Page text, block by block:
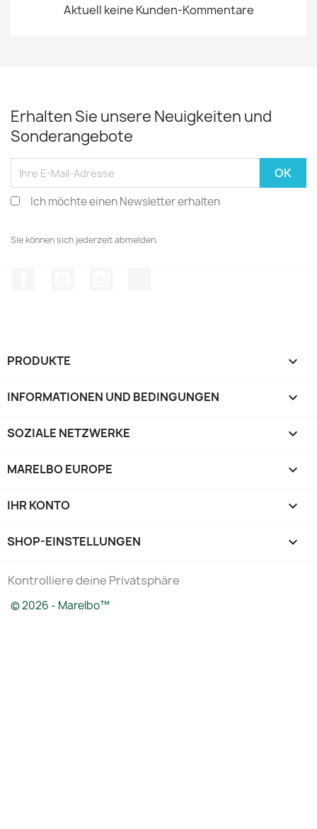
Aktuell keine Kunden-Kommentare
Erhalten Sie unsere Neuigkeiten und
Sonderangebote
Ich möchte einen Newsletter erhalten
Sie können sich jederzeit abmelden.
PRODUKTE 
INFORMATIONEN UND BEDINGUNGEN 
SOZIALE NETZWERKE 
MARELBO EUROPE 
IHR KONTO 
SHOP-EINSTELLUNGEN keyboard_arrow_down
Kontrolliere deine Privatsphäre
© 2026 - Marelbo™